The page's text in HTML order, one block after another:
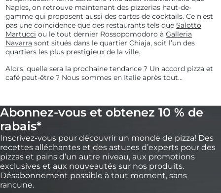
Naples, on retrouve maintenant des pizzerias haut-de-
gamme qui proposent aussi des cartes de cocktails. Ce n’est
pas une coïncidence que des restaurants tels queSalotto
Martucci ou le tout dernier Rossopomodoro àGalleria
Navarra sont situés dans le quartier Chiaja, soit l’un des
quartiers les plus prestigieux de la ville.
Alors, quelle sera la prochaine tendance ? Un accord pizza et
café peut-être ? Nous sommes en Italie après tout…
Abonnez-vous et obtenez 10 % de
rabais*
Inscrivez-vous pour découvrir un monde de pizza! Des
recettes alléchantes et des astuces d’experts pour des
pizzas et pains d’un autre niveau, aux promotions
exclusives et aux nouveautés sur nos produits.
Désabonnement possible à tout moment, sans
rancune.